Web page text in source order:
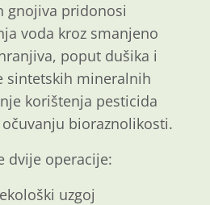
gnojiva pridonosi
voda kroz smanjeno
poput dušika i
sintetskih mineralnih
korištenja pesticida
bioraznolikosti.
dvije operacije:
uzgoj